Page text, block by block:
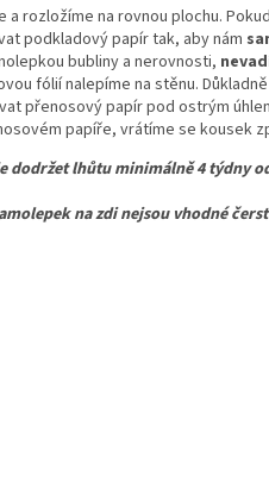
a rozložíme na rovnou plochu.
podkladový papír tak, aby nám
bubliny a nerovnosti,
fólií nalepíme na stěnu.
přenosový papír pod ostrým
papíře, vrátíme se kousek
dodržet lhůtu minimálně 4 týdny
na zdi nejsou vhodné